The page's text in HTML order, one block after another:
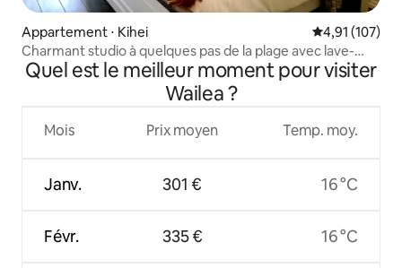
Appartement ⋅ Kihei Évaluation
4,91 (107)
Charmant studio à quelques pas de la plage avec lave-
linge/sèche-linge
Quel est le meilleur moment pour visiter
Wailea ?
Mois
Janv.
Févr.
Prix moyen
301 €
335 €
Temp. moy.
16 °C
16 °C